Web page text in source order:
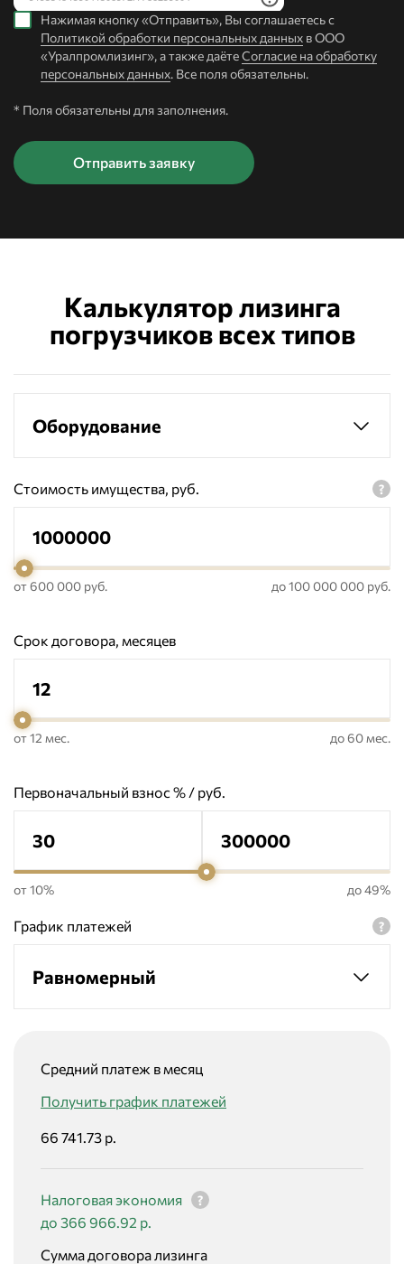
Нажимая кнопку «Отправить», Вы соглашаетесь с
Политикой обработки персональных данных в ООО
«Уралпромлизинг», а также даётеСогласие на обработку
персональных данных. Все поля обязательны.
* Поля обязательны для заполнения.
Калькулятор лизинга
погрузчиков всех типов
Оборудование
Стоимость имущества, руб.
от 600 000 руб. до 100 000 000 руб.
Срок договора, месяцев
от 12 мес. до 60 мес.
Первоначальный взнос % / руб.
от 10% до 49%
График платежей
Равномерный
Средний платеж в месяц
Получить график платежей
66 741.73 р.
Налоговая экономия
до 366 966.92 р.
Сумма договора лизинга